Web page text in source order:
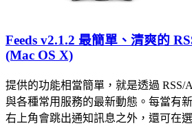
Feeds v2.1.2 最簡單、清爽的
(Mac OS X)
提供的功能相當簡單，就是透過 RSS/
與各種常用服務的最新動態。每當有
右上角會跳出通知訊息之外，還可在